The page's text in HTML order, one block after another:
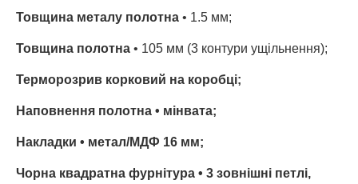
Товщина металу полотна • 1.5 мм;
Товщина полотна • 105 мм (3 контури ущільнення);
Терморозрив корковий на коробці;
Наповнення полотна • мінвата;
Накладки • метал/МДФ 16 мм;
Чорна квадратна фурнітура • 3 зовнішні петлі,